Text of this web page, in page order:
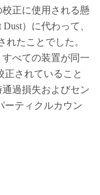
正に使用される懸
）に代わって、
れたことでした。
べての装置が同一
正されていること
過損失およびセン
ーティクルカウン